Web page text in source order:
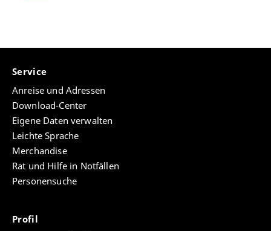
Service
Anreise und Adressen
Download-Center
Eigene Daten verwalten
Leichte Sprache
Merchandise
Rat und Hilfe in Notfällen
Personensuche
Profil